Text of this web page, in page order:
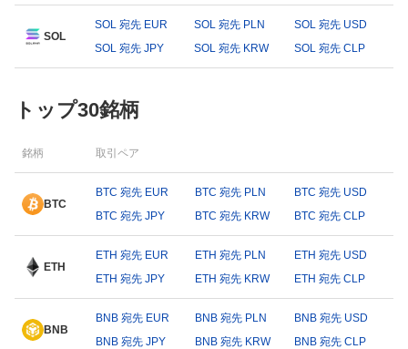
SOL
SOL 宛先 EUR SOL 宛先 PLN
SOL 宛先 USD
SOL 宛先 JPY
SOL 宛先 KRW SOL 宛先 CLP
トップ30銘柄
銘柄 取引ペア
BTC
BTC 宛先 EUR BTC 宛先 PLN
BTC 宛先 USD
BTC 宛先 JPY
BTC 宛先 KRW BTC 宛先 CLP
ETH
ETH 宛先 EUR ETH 宛先 PLN
ETH 宛先 USD
ETH 宛先 JPY
ETH 宛先 KRW ETH 宛先 CLP
BNB
BNB 宛先 EUR BNB 宛先 PLN
BNB 宛先 USD
BNB 宛先 JPY
BNB 宛先 KRW BNB 宛先 CLP